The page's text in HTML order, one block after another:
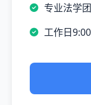
专业法学
工作日